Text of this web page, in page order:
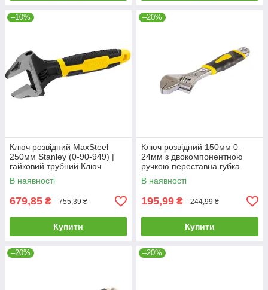
–10%
Ключ розвідний MaxSteel
250мм Stanley (0-90-949) |
гайковий трубний Ключ
разводной
В наявності
679,85 ₴ 755,39 ₴
Купити
–20%
Ключ розвідний 150мм 0-
24мм з двокомпонентною
ручкою переставна губка
Mastertool 76-0421
В наявності
195,99 ₴ 244,99 ₴
Купити
–20% –20%